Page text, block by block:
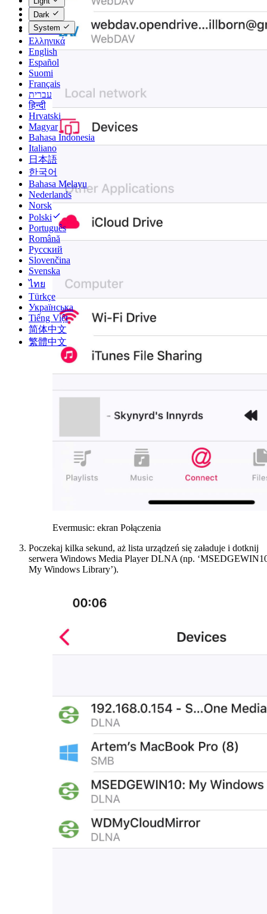
Čeština
Dansk
Deutsch
Ελληνικά
English
Español
Suomi
Français
עברית
हिन्दी
Hrvatski
Magyar
Bahasa Indonesia
Italiano
日本語
한국어
Bahasa Melayu
Nederlands
Norsk
Polski
Português
Română
Русский
Slovenčina
Svenska
ไทย
Türkçe
Українська
Tiếng Việt
简体中文
繁體中文
Dark
System
Evermusic: ekran Połączenia
Poczekaj kilka sekund, aż lista urządzeń się załaduje i dotknij
serwera Windows Media Player DLNA (np.
My Windows Library’).